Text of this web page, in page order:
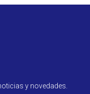
y novedades.